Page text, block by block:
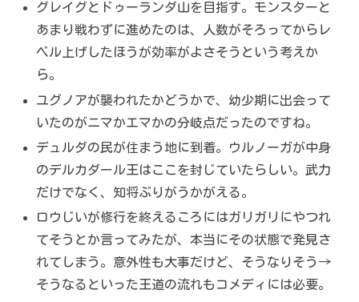
グレイグとドゥーランダ山を目指す。モンスターと
あまり戦わずに進めたのは、人数がそろってからレ
ベル上げしたほうが効率がよさそうという考えか
ら。
ユグノアが襲われたかどうかで、幼少期に出会って
いたのがニマかエマかの分岐点だったのですね。
デュルダの民が住まう地に到着。ウルノーガが中身
のデルカダール王はここを封じていたらしい。武力
だけでなく、知将ぶりがうかがえる。
ロウじいが修行を終えるころにはガリガリにやつれ
てそうとか言ってみたが、本当にその状態で発見さ
れてしまう。意外性も大事だけど、そうなりそう→
そうなるといった王道の流れもコメディには必要。